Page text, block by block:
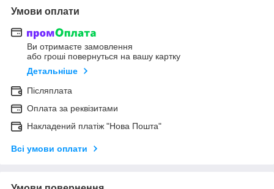
Умови оплати
Ви отримаєте замовлення
або гроші повернуться на вашу картку
Детальніше
Післяплата
Оплата за реквізитами
Накладений платіж "Нова Пошта"
Всі умови оплати